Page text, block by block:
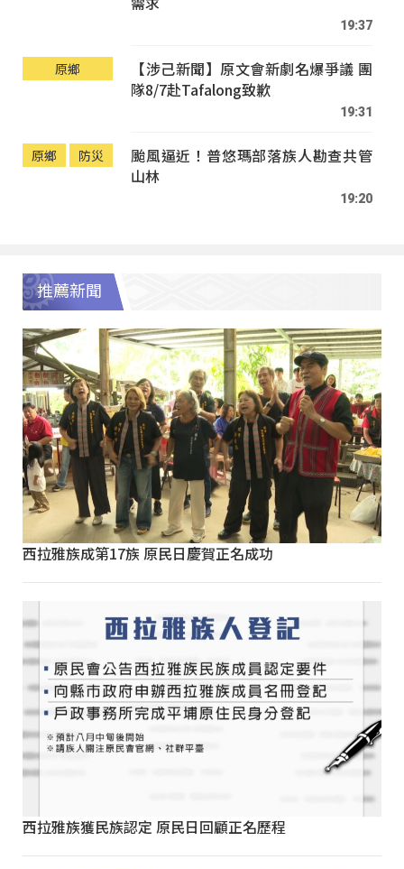
19:37
原鄉
【涉己新聞】原文會新劇名爆爭議 團
隊8/7赴Tafalong致歉
19:31
原鄉 防災
颱風逼近！普悠瑪部落族人勘查共管
山林
19:20
推薦新聞
西拉雅族成第17族 原民日慶賀正名成功
西拉雅族獲民族認定 原民日回顧正名歷程